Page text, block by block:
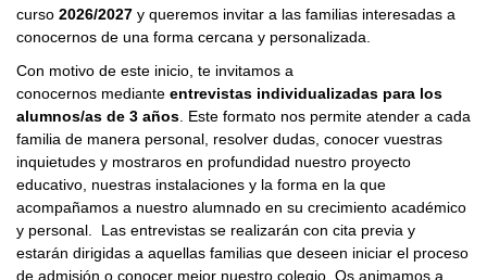
curso 2026/2027 y queremos invitar a las familias interesadas a
conocernos de una forma cercana y personalizada.
Con motivo de este inicio, te invitamos a
conocernos mediante entrevistas individualizadas para los
alumnos/as de 3 años. Este formato nos permite atender a cada
familia de manera personal, resolver dudas, conocer vuestras
inquietudes y mostraros en profundidad nuestro proyecto
educativo, nuestras instalaciones y la forma en la que
acompañamos a nuestro alumnado en su crecimiento académico
y personal. Las entrevistas se realizarán con cita previa y
estarán dirigidas a aquellas familias que deseen iniciar el proceso
de admisión o conocer mejor nuestro colegio. Os animamos a